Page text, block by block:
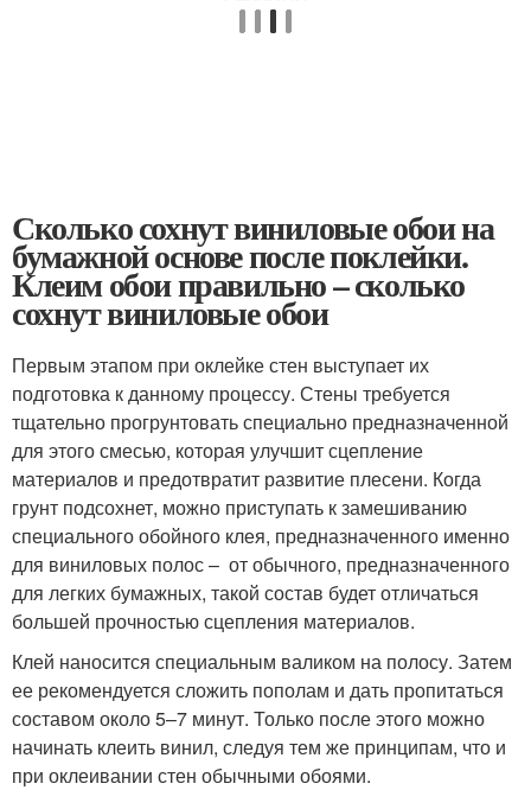
Сколько сохнут виниловые обои на
бумажной основе после поклейки.
Клеим обои правильно – сколько
сохнут виниловые обои
Первым этапом при оклейке стен выступает их
подготовка к данному процессу. Стены требуется
тщательно прогрунтовать специально предназначенной
для этого смесью, которая улучшит сцепление
материалов и предотвратит развитие плесени. Когда
грунт подсохнет, можно приступать к замешиванию
специального обойного клея, предназначенного именно
для виниловых полос – от обычного, предназначенного
для легких бумажных, такой состав будет отличаться
большей прочностью сцепления материалов.
Клей наносится специальным валиком на полосу. Затем
ее рекомендуется сложить пополам и дать пропитаться
составом около 5–7 минут. Только после этого можно
начинать клеить винил, следуя тем же принципам, что и
при оклеивании стен обычными обоями.